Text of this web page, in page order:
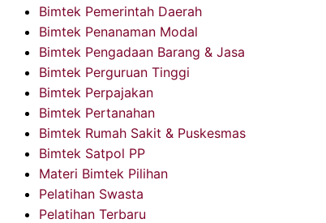
Bimtek Pemerintah Daerah
Bimtek Penanaman Modal
Bimtek Pengadaan Barang & Jasa
Bimtek Perguruan Tinggi
Bimtek Perpajakan
Bimtek Pertanahan
Bimtek Rumah Sakit & Puskesmas
Bimtek Satpol PP
Materi Bimtek Pilihan
Pelatihan Swasta
Pelatihan Terbaru